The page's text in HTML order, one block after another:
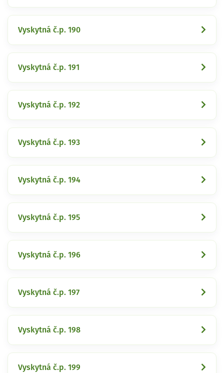
Vyskytná č.p. 190
Vyskytná č.p. 191
Vyskytná č.p. 192
Vyskytná č.p. 193
Vyskytná č.p. 194
Vyskytná č.p. 195
Vyskytná č.p. 196
Vyskytná č.p. 197
Vyskytná č.p. 198
Vyskytná č.p. 199